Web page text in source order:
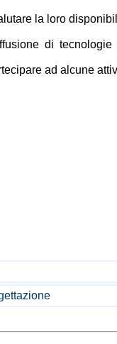
la loro
di
ad alcune